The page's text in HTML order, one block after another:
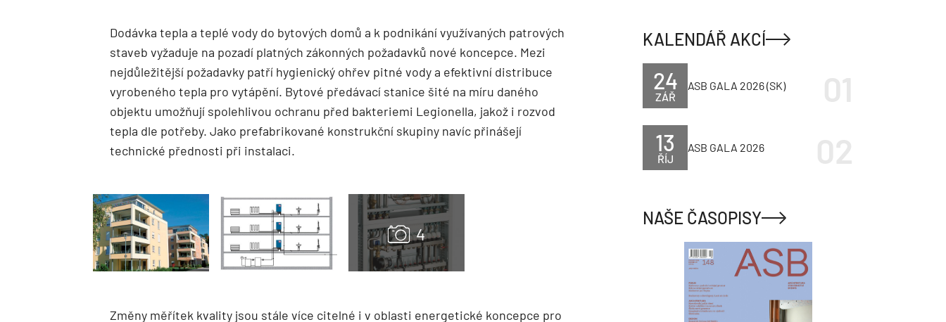
Dodávka tepla a teplé vody do bytových domů a k podnikání využívaných patrových
staveb vyžaduje na pozadí platných zákonných požadavků nové koncepce. Mezi
nejdůležitější požadavky patří hygienický ohřev pitné vody a efektivní distribuce
vyrobeného tepla pro vytápění. Bytové předávací stanice šité na míru daného
objektu umožňují spolehlivou ochranu před bakteriemi Legionella, jakož i rozvod
tepla dle potřeby. Jako prefabrikované konstrukční skupiny navíc přinášejí
technické přednosti při instalaci.
Změny měřítek kvality jsou stále více citelné i v oblasti energetické koncepce pro
KALENDÁŘ AKCÍ
ZÁŘ
24 ASB GALA 2026 (SK)
ŘÍJ
13 ASB GALA 2026
NAŠE ČASOPISY